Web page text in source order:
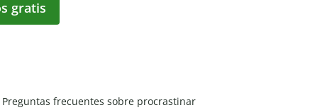
gratis
Preguntas frecuentes sobre procrastinar